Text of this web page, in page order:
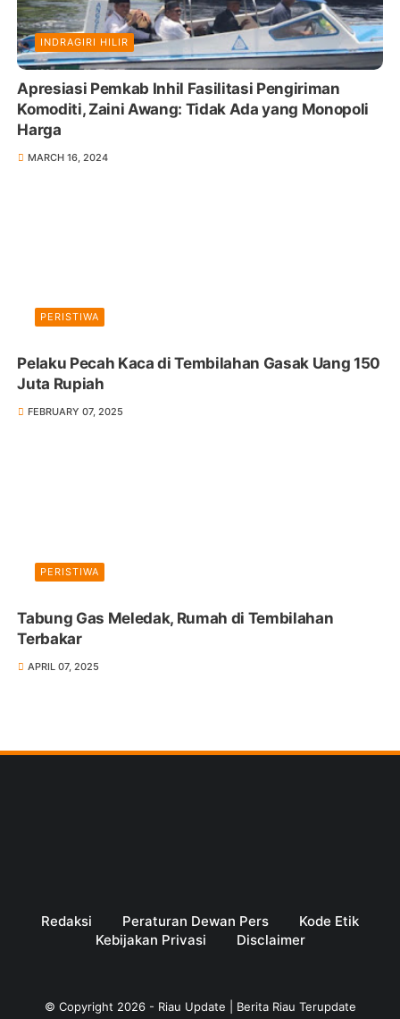
INDRAGIRI HILIR
Apresiasi Pemkab Inhil Fasilitasi Pengiriman
Komoditi, Zaini Awang: Tidak Ada yang Monopoli
Harga
MARCH 16, 2024
PERISTIWA
Pelaku Pecah Kaca di Tembilahan Gasak Uang 150
Juta Rupiah
FEBRUARY 07, 2025
PERISTIWA
Tabung Gas Meledak, Rumah di Tembilahan
Terbakar
APRIL 07, 2025
Redaksi Peraturan Dewan Pers
Kode Etik
Kebijakan Privasi
Disclaimer
© Copyright 2026- Riau Update | Berita Riau Terupdate